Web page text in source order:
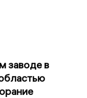
заводе в